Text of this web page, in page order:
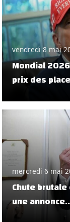
vendredi 8 mai
Mondial
prix des
mercredi 6 mai
Chute
une annonce..